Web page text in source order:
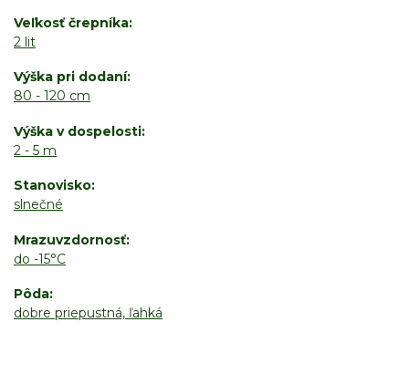
Veľkosť črepníka
2 lit
Výška pri dodaní
80 - 120 cm
Výška v dospelosti
2 - 5 m
Stanovisko
slnečné
Mrazuvzdornosť
do -15°C
Pôda
dobre priepustná, ľahká